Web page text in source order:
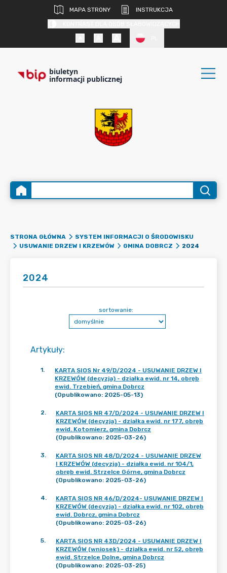
MAPA STRONY
INSTRUKCJA
biuletyn
informacji publicznej
STRONA GŁÓWNA
SYSTEM INFORMACJI O ŚRODOWISKU
USUWANIE DRZEW I KRZEWÓW
GMINA DOBRCZ 2024
2024
Artykuły:
sortowanie:
1.
KARTA SIOS Nr 49/D/2024 - USUWANIE DRZEW I
KRZEWÓW (decyzja) - działka ewid. nr 14, obręb
ewid. Trzebień, gmina Dobrcz
(Opublikowano: 2025-05-13)
2.
KARTA SIOS NR 47/D/2024 - USUWANIE DRZEW I
KRZEWÓW (decyzja) - działka ewid. nr 177, obręb
ewid. Kotomierz, gmina Dobrcz
(Opublikowano: 2025-03-26)
3.
KARTA SIOS NR 48/D/2024 - USUWANIE DRZEW
I KRZEWÓW (decyzja) - działka ewid. nr 104/1,
obręb ewid. Strzelce Górne, gmina Dobrcz
(Opublikowano: 2025-03-26)
4.
KARTA SIOS NR 46/D/2024- USUWANIE DRZEW I
KRZEWÓW (decyzja) - działka ewid. nr 102, obręb
ewid. Dobrcz, gmina Dobrcz
(Opublikowano: 2025-03-26)
5.
KARTA SIOS NR 43D/2024 - USUWANIE DRZEW I
KRZEWÓW (wniosek) - działka ewid. nr 52, obręb
ewid. Strzelce Dolne, gmina Dobrcz
(Opublikowano: 2025-03-25)